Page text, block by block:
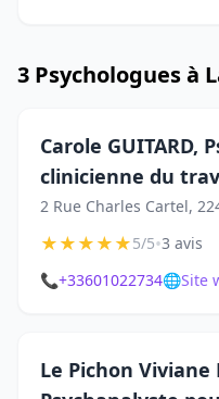
3 Psychologues à
Carole GUITARD,
clinicienne du
2 Rue Charles Cartel,
★★★★★5/5•3 avis
📞+33601022734🌐Site
Le Pichon Viviane